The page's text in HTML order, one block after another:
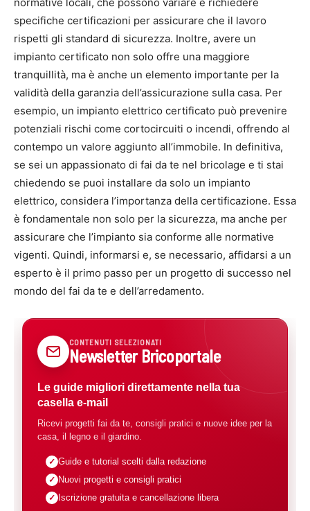
specifiche certificazioni per assicurare che il lavoro
rispetti gli standard di sicurezza. Inoltre, avere un
impianto certificato non solo offre una maggiore
tranquillità, ma è anche un elemento importante per la
validità della garanzia dell’assicurazione sulla casa. Per
esempio, un impianto elettrico certificato può prevenire
potenziali rischi come cortocircuiti o incendi, offrendo al
contempo un valore aggiunto all’immobile. In definitiva,
se sei un appassionato di fai da te nel bricolage e ti stai
chiedendo se puoi installare da solo un impianto
elettrico, considera l’importanza della certificazione. Essa
è fondamentale non solo per la sicurezza, ma anche per
assicurare che l’impianto sia conforme alle normative
vigenti. Quindi, informarsi e, se necessario, affidarsi a un
esperto è il primo passo per un progetto di successo nel
mondo del fai da te e dell’arredamento.
CONTENUTI SELEZIONATI
Newsletter Bricoportale
Le guide migliori direttamente nella tua
casella e-mail
Ricevi progetti fai da te, consigli pratici e nuove idee per la
casa, il legno e il giardino.
Guide e tutorial scelti dalla redazione
Nuovi progetti e consigli pratici
Iscrizione gratuita e cancellazione libera